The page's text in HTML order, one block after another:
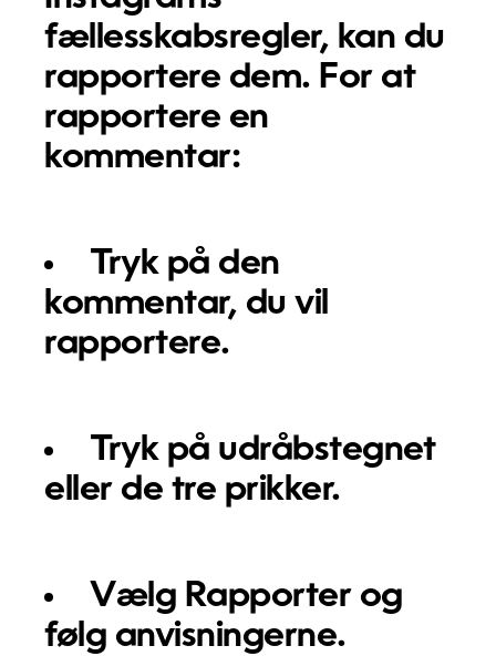
fællesskabsregler, kan du
rapportere dem. For at
rapportere en
kommentar:
Tryk på den
kommentar, du vil
rapportere.
Tryk på udråbstegnet
eller de tre prikker.
Vælg Rapporterog
følg anvisningerne.